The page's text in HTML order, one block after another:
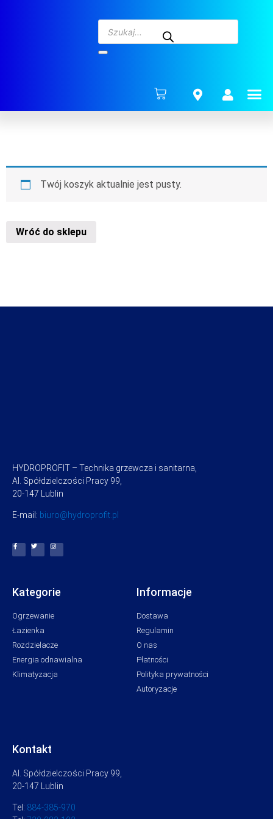
Twój koszyk aktualnie jest pusty.
Wróć do sklepu
HYDROPROFIT – Technika grzewcza i sanitarna,
Al. Spółdzielczości Pracy 99,
20-147 Lublin
E-mail: biuro@hydroprofit.pl
Kategorie
Ogrzewanie
Łazienka
Rozdzielacze
Energia odnawialna
Klimatyzacja
Informacje
Dostawa
Regulamin
O nas
Płatności
Polityka prywatności
Autoryzacje
Kontakt
Al. Spółdzielczości Pracy 99,
20-147 Lublin
Tel: 884-385-970